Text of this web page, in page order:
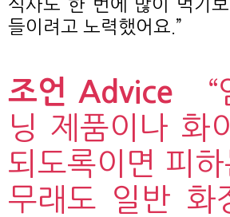
식사도 한 번에 많이 먹기
들이려고 노력했어요.”
조언 Advice
닝 제품이나 화
되도록이면 피
무래도 일반 화